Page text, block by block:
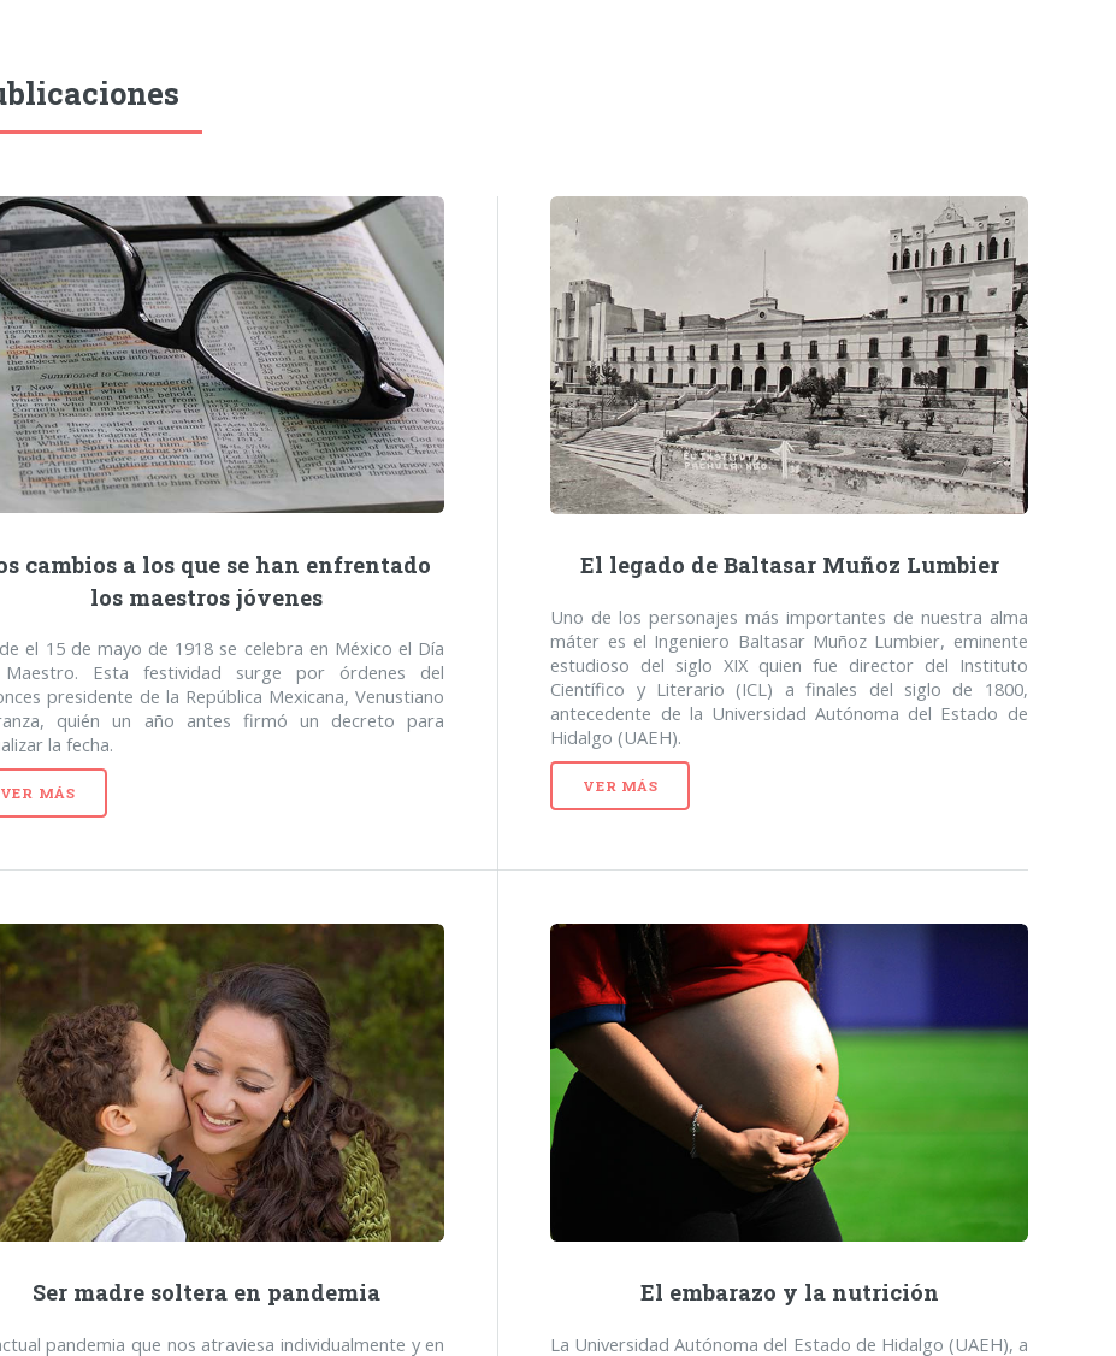
cambios a los que se han enfrentado
los maestros jóvenes
el 15 de mayo de 1918 se celebra en México el Día
Esta festividad surge por órdenes del
presidente de la República Mexicana, Venustiano
quién un año antes firmó un decreto para
la fecha.
VER MÁS
El legado de Baltasar Muñoz Lumbier
Uno de los personajes más importantes de nuestra alma
máter es el Ingeniero Baltasar Muñoz Lumbier, eminente
estudioso del siglo XIX quien fue director del Instituto
Científico y Literario (ICL) a finales del siglo de 1800,
antecedente de la Universidad Autónoma del Estado de
Hidalgo (UAEH).
VER MÁS
Ser madre soltera en pandemia
pandemia que nos atraviesa individualmente y en
El embarazo y la nutrición
La Universidad Autónoma del Estado de Hidalgo (UAEH), a